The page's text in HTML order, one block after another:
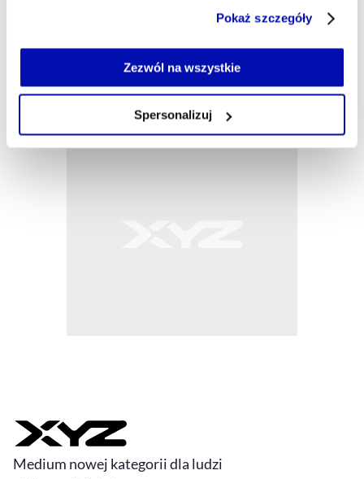
Jeżeli nie wyrażasz zgody na zapisywanie plików cookie,
możesz łatwo zarządzać swoimi uprawnieniami, np. we
własnej przeglądarce internetowej lub po wybraniu opcji
Pokaż szczegóły
Zezwól na wszystkie
Spersonalizuj
Medium nowej kategorii dla ludzi